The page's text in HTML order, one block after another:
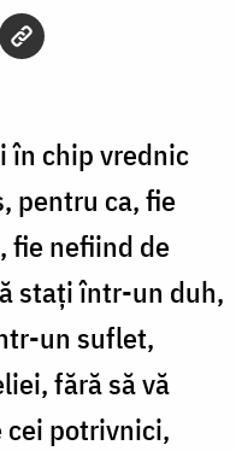
în chip vrednic
pentru ca, fie
fie nefiind de
stați într-un duh,
un suflet,
fără să vă
potrivnici,